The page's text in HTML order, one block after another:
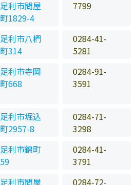
足利市問屋
町1829-4
7799
足利市八椚
町314
0284-41-
5281
足利市寺岡
町668
0284-91-
3591
足利市堀込
町2957-8
0284-71-
3298
足利市錦町
59
0284-41-
3791
足利市問屋
0284-72-